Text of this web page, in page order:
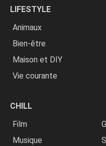
LIFESTYLE
Animaux
Bien-être
Maison et DIY
Vie courante
CHILL
Film
Musique